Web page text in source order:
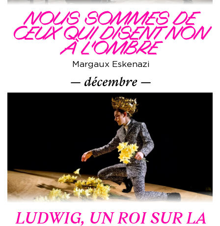
NOUS SOMMES DE
CEUX QUI DISENT NON
À L'OMBRE
Margaux Eskenazi
décembre
LUDWIG, UN ROI SUR LA